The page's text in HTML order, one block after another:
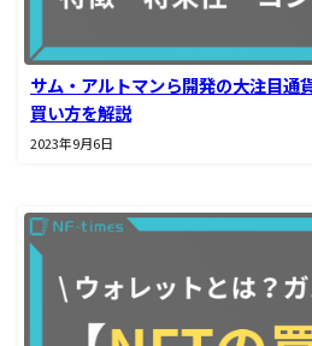
サム・アルトマンら開発の大注目通
買い方を解説
2023年9月6日